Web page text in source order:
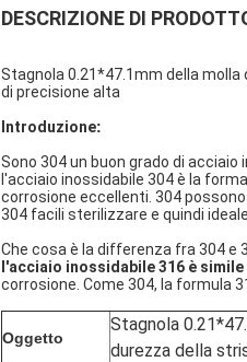
DESCRIZIONE DI
Stagnola 0.21*47.1mm della
di precisione alta
Introduzione:
Sono 304 un buon grado di acciaio
l'acciaio inossidabile 304 è la
corrosione eccellenti. 304
304 facili sterilizzare e quindi
Che cosa è la differenza fra 304 e
l'acciaio inossidabile 316 è
corrosione. Come 304, la formula
Oggetto
Stagnola
durezza della